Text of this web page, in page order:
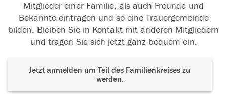
Mitglieder einer Familie, als auch Freunde und
Bekannte eintragen und so eine Trauergemeinde
bilden. Bleiben Sie in Kontakt mit anderen Mitgliedern
und tragen Sie sich jetzt ganz bequem ein.
Jetzt anmelden um Teil des Familienkreises zu
werden.